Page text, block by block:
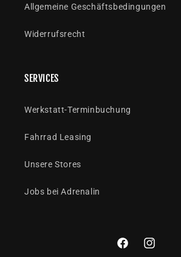
Allgemeine Geschäftsbedingungen
Widerrufsrecht
SERVICES
Werkstatt-Terminbuchung
Fahrrad Leasing
Unsere Stores
Jobs bei Adrenalin
FacebookInstagram